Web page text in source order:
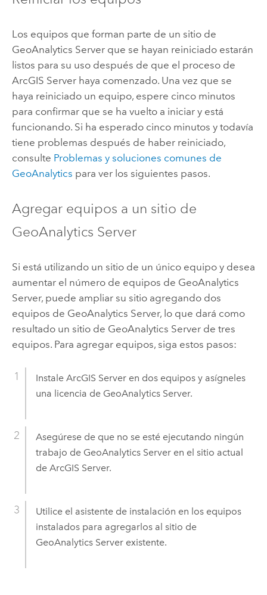
Los equipos que forman parte de un sitio de
GeoAnalytics Serverque se hayan reiniciado estarán
listos para su uso después de que el proceso de
ArcGIS Serverhaya comenzado. Una vez que se
haya reiniciado un equipo, espere cinco minutos
para confirmar que se ha vuelto a iniciar y está
funcionando. Si ha esperado cinco minutos y todavía
tiene problemas después de haber reiniciado,
consulte Problemas y soluciones comunes de
GeoAnalytics para ver los siguientes pasos.
Agregar equipos a un sitio de
GeoAnalytics Server
Si está utilizando un sitio de un único equipo y desea
aumentar el número de equipos de GeoAnalytics
Server, puede ampliar su sitio agregando dos
equipos de GeoAnalytics Server, lo que dará como
resultado un sitio de GeoAnalytics Serverde tres
equipos. Para agregar equipos, siga estos pasos:
Instale ArcGIS Serveren dos equipos y asígneles
una licencia de GeoAnalytics Server.
Asegúrese de que no se esté ejecutando ningún
trabajo de GeoAnalytics Serveren el sitio actual
de ArcGIS Server.
Utilice el asistente de instalación en los equipos
instalados para agregarlos al sitio de
GeoAnalytics Serverexistente.